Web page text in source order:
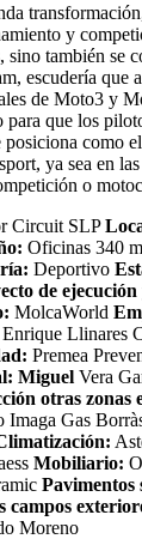
y
sino también se
escudería que
de Moto3 y
para que los
posiciona como
ya sea en
o
Circuit SLP
Oficinas 340
Deportivo
de
MolcaWorld
Enrique Llinares
Premea
Miguel Vera
otras zonas
Imaga Gas
Mobiliario:
Pavimentos
campos
Moreno